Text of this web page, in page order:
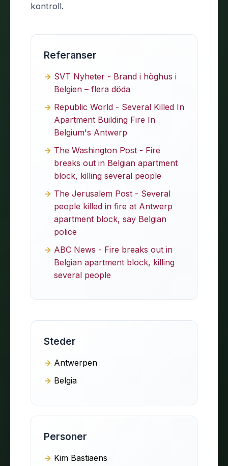
kontroll.
Referanser
SVT Nyheter - Brand i höghus i
Belgien – flera döda
Republic World - Several Killed In
Apartment Building Fire In
Belgium's Antwerp
The Washington Post - Fire
breaks out in Belgian apartment
block, killing several people
The Jerusalem Post - Several
people killed in fire at Antwerp
apartment block, say Belgian
police
ABC News - Fire breaks out in
Belgian apartment block, killing
several people
Steder
Antwerpen
Belgia
Personer
Kim Bastiaens